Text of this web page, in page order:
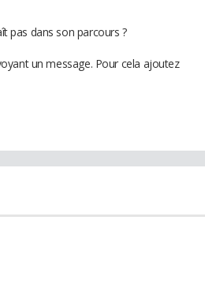
pas dans son parcours ?
un message. Pour cela ajoutez